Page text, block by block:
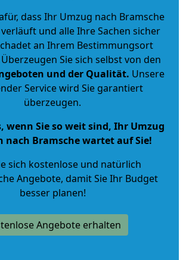
dass Ihr Umzug nach Bramsche
und alle Ihre Sachen sicher
an Ihrem Bestimmungsort
Sie sich selbst von den
und der Qualität. Unsere
Service wird Sie garantiert
überzeugen.
wenn Sie so weit sind, Ihr Umzug
nach Bramsche wartet auf Sie!
sich kostenlose und natürlich
Angebote, damit Sie Ihr Budget
besser planen!
Angebote erhalten